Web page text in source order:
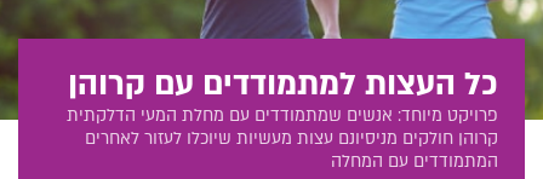
כל העצות למתמודדים עם קרוהן
פרויקט מיוחד: אנשים שמתמודדים עם מחלת המעי הדלקתית
קרוהן חולקים מניסיונם עצות מעשיות שיוכלו לעזור לאחרים
המתמודדים עם המחלה